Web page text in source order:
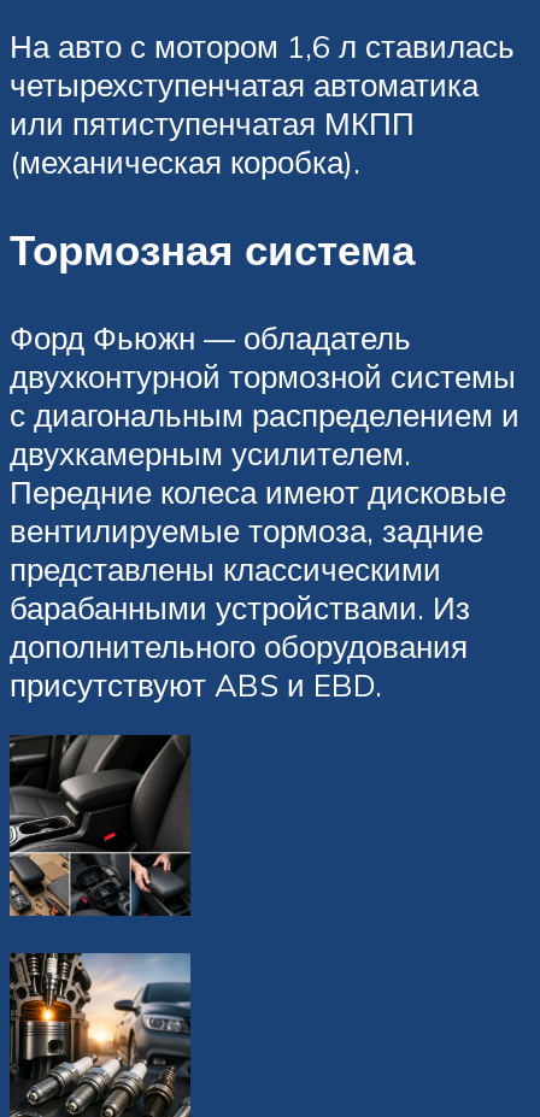
На авто с мотором 1,6 л ставилась
четырехступенчатая автоматика
или пятиступенчатая МКПП
(механическая коробка).
Тормозная система
Форд Фьюжн — обладатель
двухконтурной тормозной системы
с диагональным распределением и
двухкамерным усилителем.
Передние колеса имеют дисковые
вентилируемые тормоза, задние
представлены классическими
барабанными устройствами. Из
дополнительного оборудования
присутствуют ABS и EBD.